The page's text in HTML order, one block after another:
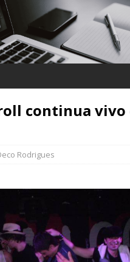
continua vivo
Rodrigues